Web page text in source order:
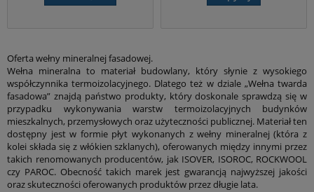
Oferta wełny mineralnej fasadowej.
Wełna mineralna to materiał budowlany, który słynie z wysokiego
współczynnika termoizolacyjnego. Dlatego też w dziale „Wełna twarda
fasadowa” znajdą państwo produkty, który doskonale sprawdzą się w
przypadku wykonywania warstw termoizolacyjnych budynków
mieszkalnych, przemysłowych oraz użyteczności publicznej. Materiał ten
dostępny jest w formie płyt wykonanych z wełny mineralnej (która z
kolei składa się z włókien szklanych), oferowanych między innymi przez
takich renomowanych producentów, jak ISOVER, ISOROC, ROCKWOOL
czy PAROC. Obecność takich marek jest gwarancją najwyższej jakości
oraz skuteczności oferowanych produktów przez długie lata.